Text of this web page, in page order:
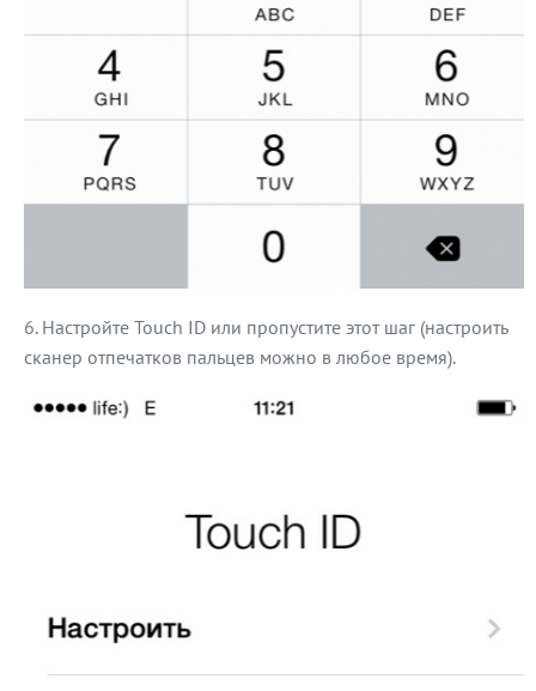
Настройте Touch ID или пропустите этот шаг (настроить
сканер отпечатков пальцев можно в любое время).